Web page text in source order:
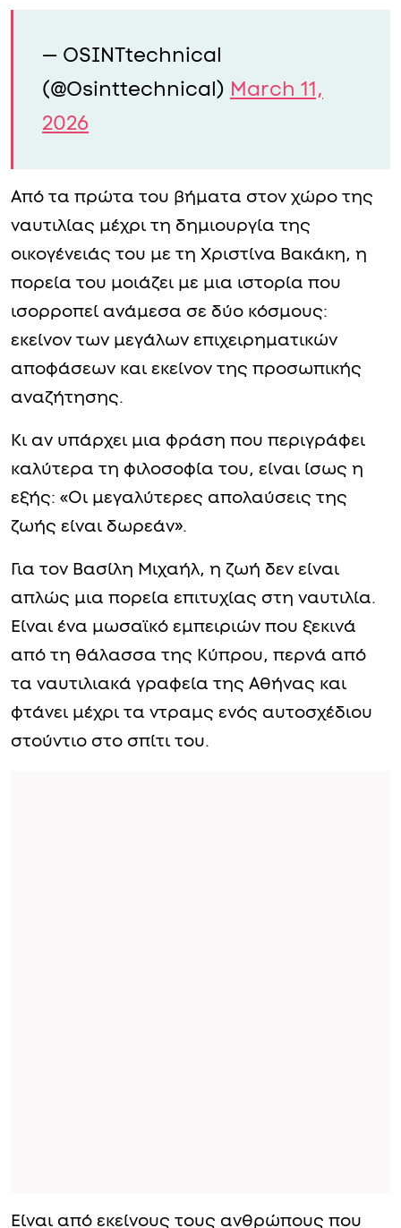
— OSINTtechnical
(@Osinttechnical) March 11,
2026
Από τα πρώτα του βήματα στον χώρο της
ναυτιλίας μέχρι τη δημιουργία της
οικογένειάς του με τη Χριστίνα Βακάκη, η
πορεία του μοιάζει με μια ιστορία που
ισορροπεί ανάμεσα σε δύο κόσμους:
εκείνον των μεγάλων επιχειρηματικών
αποφάσεων και εκείνον της προσωπικής
αναζήτησης.
Κι αν υπάρχει μια φράση που περιγράφει
καλύτερα τη φιλοσοφία του, είναι ίσως η
εξής: «Οι μεγαλύτερες απολαύσεις της
ζωής είναι δωρεάν».
Για τον Βασίλη Μιχαήλ, η ζωή δεν είναι
απλώς μια πορεία επιτυχίας στη ναυτιλία.
Είναι ένα μωσαϊκό εμπειριών που ξεκινά
από τη θάλασσα της Κύπρου, περνά από
τα ναυτιλιακά γραφεία της Αθήνας και
φτάνει μέχρι τα ντραμς ενός αυτοσχέδιου
στούντιο στο σπίτι του.
Είναι από εκείνους τους ανθρώπους που